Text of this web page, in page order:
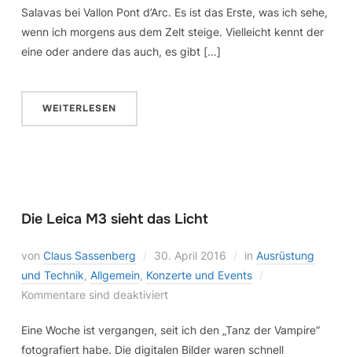
Salavas bei Vallon Pont d’Arc. Es ist das Erste, was ich sehe,
wenn ich morgens aus dem Zelt steige. Vielleicht kennt der
eine oder andere das auch, es gibt […]
WEITERLESEN
Die Leica M3 sieht das Licht
von Claus Sassenberg 30. April 2016 in Ausrüstung
und Technik, Allgemein, Konzerte und Events
Kommentare sind deaktiviert
Eine Woche ist vergangen, seit ich den „Tanz der Vampire“
fotografiert habe. Die digitalen Bilder waren schnell